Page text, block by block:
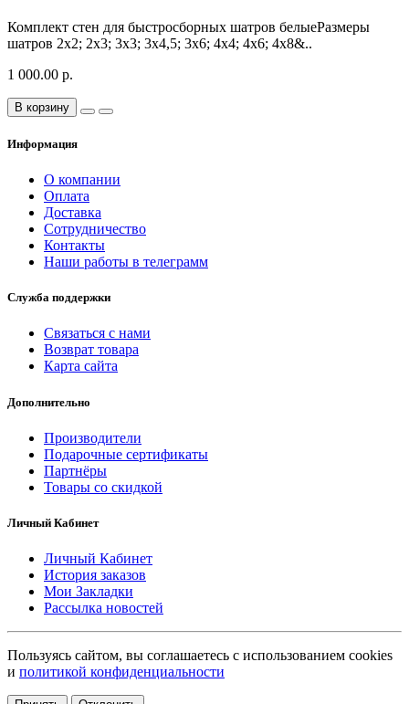
Комплект стен для быстросборных шатров белыеРазмеры
шатров 2х2; 2х3; 3х3; 3х4,5; 3х6; 4х4; 4х6; 4х8&..
1 000.00 р.
В корзину
Информация
О компании
Оплата
Доставка
Сотрудничество
Контакты
Наши работы в телеграмм
Служба поддержки
Связаться с нами
Возврат товара
Карта сайта
Дополнительно
Производители
Подарочные сертификаты
Партнёры
Товары со скидкой
Личный Кабинет
Личный Кабинет
История заказов
Мои Закладки
Рассылка новостей
Пользуясь сайтом, вы соглашаетесь с использованием cookies
и политикой конфиденциальности